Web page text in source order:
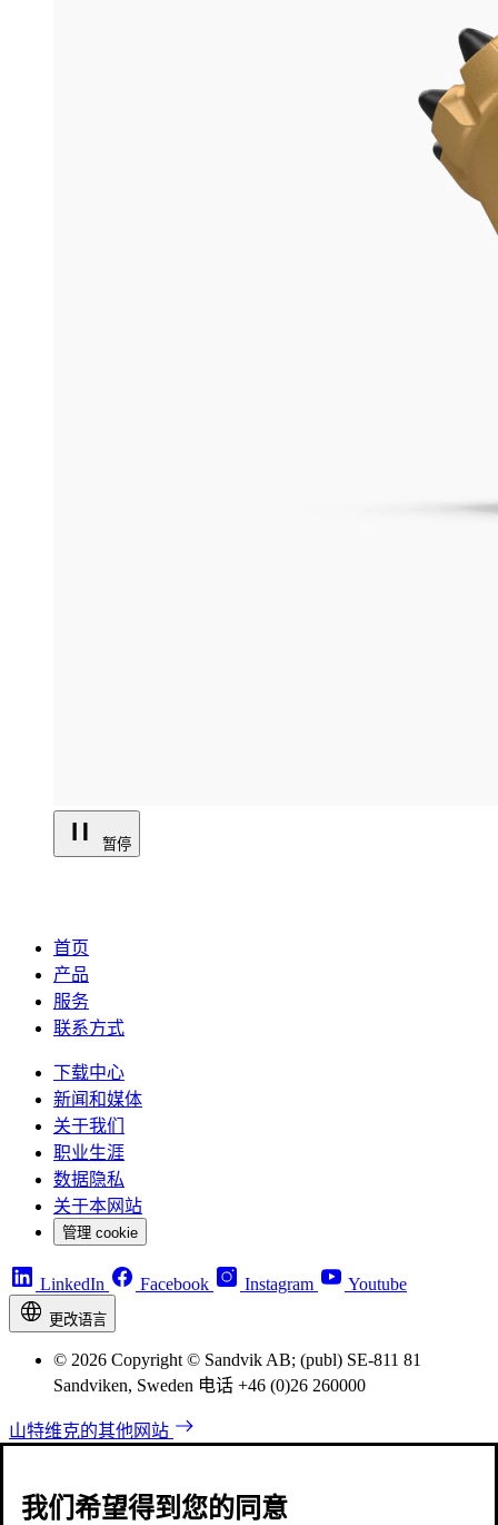
暂停
首页
产品
服务
联系方式
下载中心
新闻和媒体
关于我们
职业生涯
数据隐私
关于本网站
管理 cookie
LinkedIn Facebook Instagram Youtube
更改语言
© 2026 Copyright © Sandvik AB; (publ) SE-811 81
Sandviken, Sweden 电话 +46 (0)26 260000
山特维克的其他网站
我们希望得到您的同意